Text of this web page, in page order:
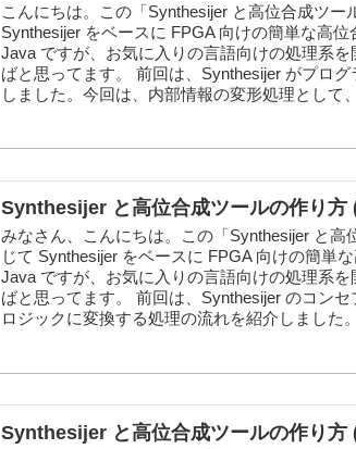
こんにちは。この「Synthesijer と高位合成ツ
Synthesijer をベースに FPGA 向けの簡単な高
Java ですが、お気に入りの言語向けの処理系
ばと思ってます。 前回は、Synthesijer がプロ
しました。今回は、内部情報の変形処理として
Synthesijer と高位合成ツールの作り方
みなさん、こんにちは。この「Synthesijer と
じて Synthesijer をベースに FPGA 向けの簡単
Java ですが、お気に入りの言語向けの処理系
ばと思ってます。 前回は、Synthesijer のコン
ロジックに変換する処理の流れを紹介しました
Synthesijer と高位合成ツールの作り方